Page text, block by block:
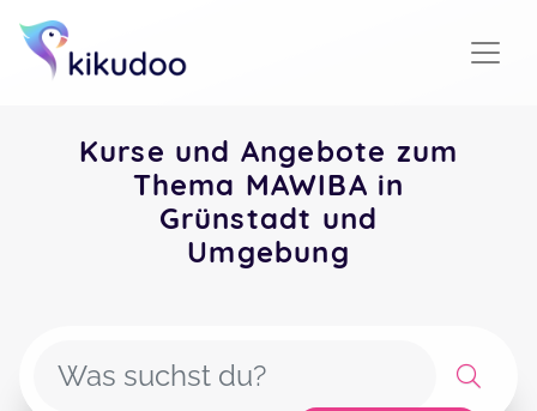
Kurse und Angebote zum
Thema MAWIBA in
Grünstadt und
Umgebung